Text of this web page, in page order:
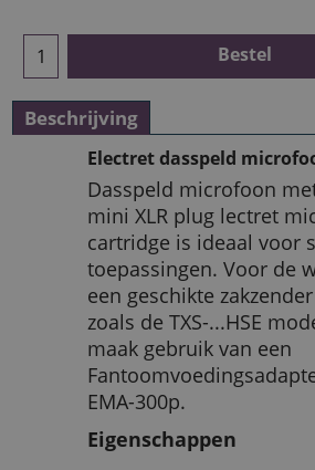
Bestel
Beschrijving
Electret dasspeld
Dasspeld microfoon
mini XLR plug lectret
cartridge is ideaal voor
toepassingen. Voor de
een geschikte
zoals de TXS-...HSE
maak gebruik van een
EMA-300p.
Eigenschappen